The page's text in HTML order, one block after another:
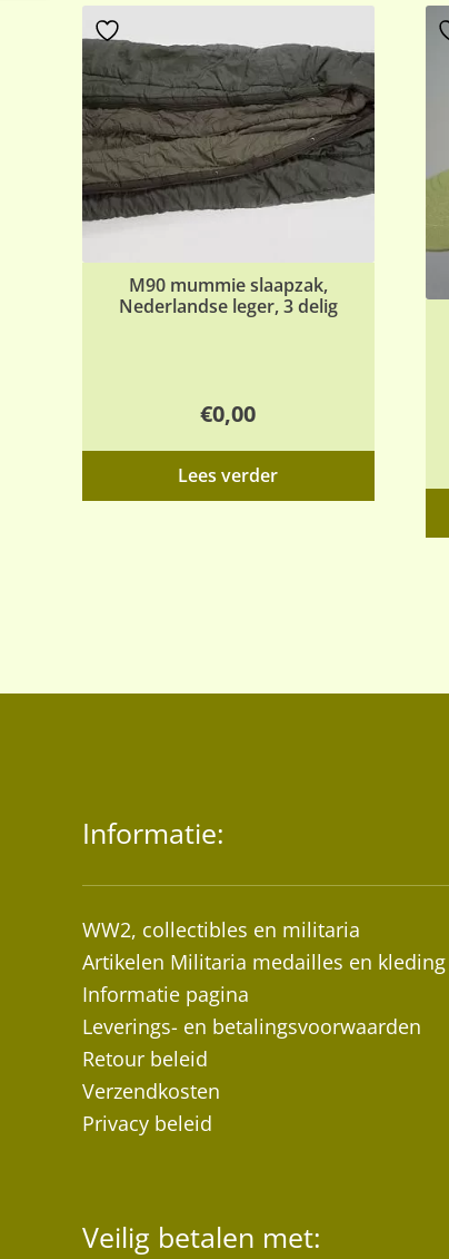
M90 mummie slaapzak,
Nederlandse leger, 3 delig
€0,00
Lees verder
Informatie:
WW2, collectibles en militaria
Artikelen Militaria medailles en kleding
Informatie pagina
Leverings- en betalingsvoorwaarden
Retour beleid
Verzendkosten
Privacy beleid
Veilig betalen met: